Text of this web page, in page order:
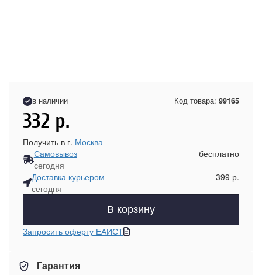
в наличии Код товара: 99165
332 р.
Получить в г. Москва
Самовывоз
сегодня
бесплатно
Доставка курьером
сегодня
399 р.
В корзину
Запросить оферту ЕАИСТ
Гарантия